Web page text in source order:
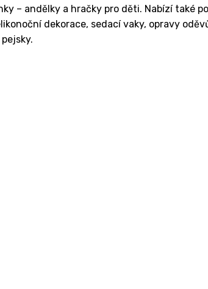
– andělky a hračky pro děti. Nabízí také
dekorace, sedací vaky, opravy